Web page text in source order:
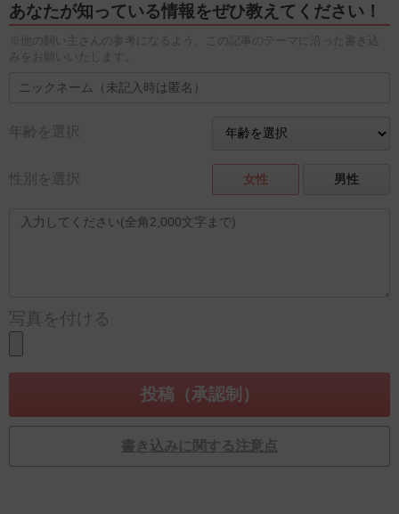
あなたが知っている情報をぜひ教えてください！
※他の飼い主さんの参考になるよう、この記事のテーマに沿った書き込
みをお願いいたします。
年齢を選択
性別を選択 女性 男性
写真を付ける
書き込みに関する注意点